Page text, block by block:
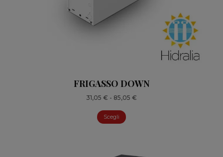
FRIGASSO DOWN
31,05 € - 85,05 €
Scegli